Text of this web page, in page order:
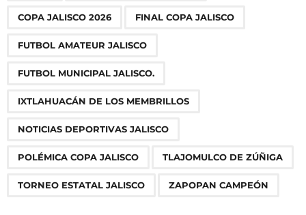
gCOPA JALISCO 2026 FINAL COPA JALISCO
FUTBOL AMATEUR JALISCO
FUTBOL MUNICIPAL JALISCO.
IXTLAHUACÁN DE LOS MEMBRILLOS
NOTICIAS DEPORTIVAS JALISCO
POLÉMICA COPA JALISCO TLAJOMULCO DE ZÚÑIGA
TORNEO ESTATAL JALISCO ZAPOPAN CAMPEÓN